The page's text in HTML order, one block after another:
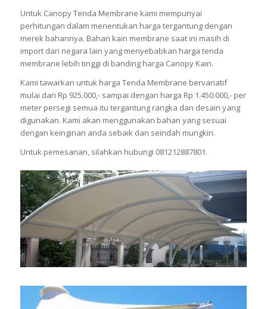
Untuk Canopy Tenda Membrane kami mempunyai
perhitungan dalam menentukan harga tergantung dengan
merek bahannya. Bahan kain membrane saat ini masih di
import dari negara lain yang menyebabkan harga tenda
membrane lebih tinggi di banding harga Canopy Kain.
Kami tawarkan untuk harga Tenda Membrane bervariatif
mulai dari Rp 925.000,- sampai dengan harga Rp 1.450.000,- per
meter persegi semua itu tergantung rangka dan desain yang
digunakan. Kami akan menggunakan bahan yang sesuai
dengan keinginan anda sebaik dan seindah mungkin.
Untuk pemesanan, silahkan hubungi 081212887801.